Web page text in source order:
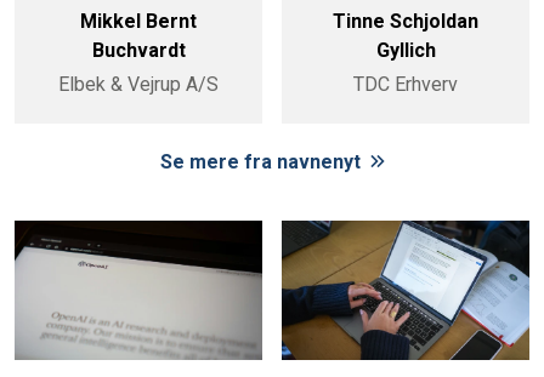
Mikkel Bernt
Buchvardt
Elbek & Vejrup A/S
Tinne Schjoldan
Gyllich
TDC Erhverv
Se mere fra navnenyt